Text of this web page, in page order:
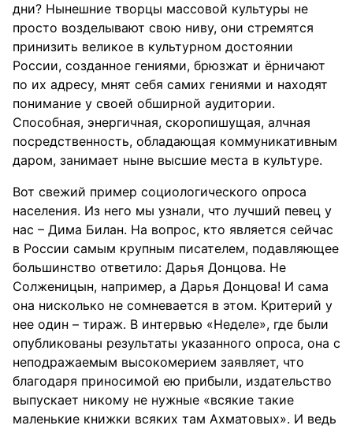
дни? Нынешние творцы массовой культуры не
просто возделывают свою ниву, они стремятся
принизить великое в культурном достоянии
России, созданное гениями, брюзжат и ёрничают
по их адресу, мнят себя самих гениями и находят
понимание у своей обширной аудитории.
Способная, энергичная, скоропишущая, алчная
посредственность, обладающая коммуникативным
даром, занимает ныне высшие места в культуре.
Вот свежий пример социологического опроса
населения. Из него мы узнали, что лучший певец у
нас – Дима Билан. На вопрос, кто является сейчас
в России самым крупным писателем, подавляющее
большинство ответило: Дарья Донцова. Не
Солженицын, например, а Дарья Донцова! И сама
она нисколько не сомневается в этом. Критерий у
нее один – тираж. В интервью «Неделе», где были
опубликованы результаты указанного опроса, она с
неподражаемым высокомерием заявляет, что
благодаря приносимой ею прибыли, издательство
выпускает никому не нужные «всякие такие
маленькие книжки всяких там Ахматовых». И ведь